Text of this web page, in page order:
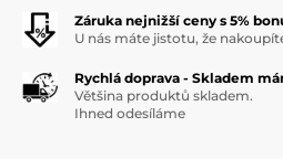
Záruka nejnižší ceny s 5%
U nás máte jistotu, že
Rychlá doprava - Skladem
Většina produktů skladem.
Ihned odesíláme